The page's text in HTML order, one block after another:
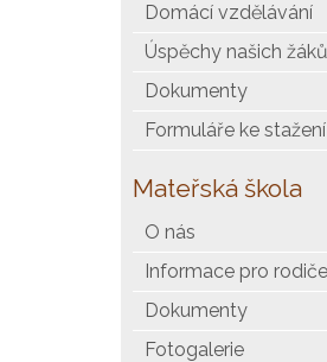
Domácí vzdělávání
Úspěchy našich žáků
Dokumenty
Formuláře ke stažení
Mateřská škola
O nás
Informace pro rodiče
Dokumenty
Fotogalerie